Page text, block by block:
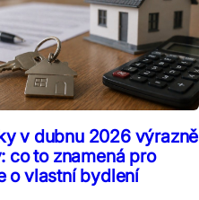
v dubnu 2026 výrazně
co to znamená pro
o vlastní bydlení